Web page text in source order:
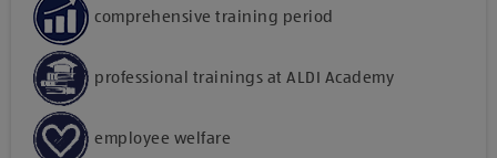
comprehensive training period
professional trainings at ALDI Academy
employee welfare